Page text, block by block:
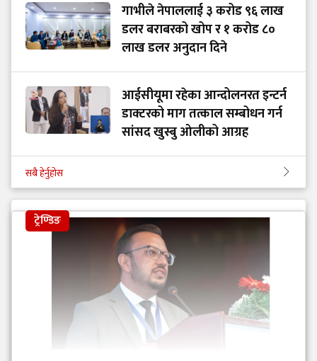
गाभीले नेपाललाई ३ करोड ९६ लाख
डलर बराबरको खोप र १ करोड ८०
लाख डलर अनुदान दिने
आईसीयूमा रहेका आन्दोलनरत इन्टर्न
डाक्टरको माग तत्काल सम्बोधन गर्न
सांसद खुस्बु ओलीको आग्रह
सबै हेर्नुहोस
ट्रेण्डिङ